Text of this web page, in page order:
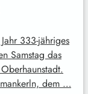
333-jähriges
Samstag das
dem …